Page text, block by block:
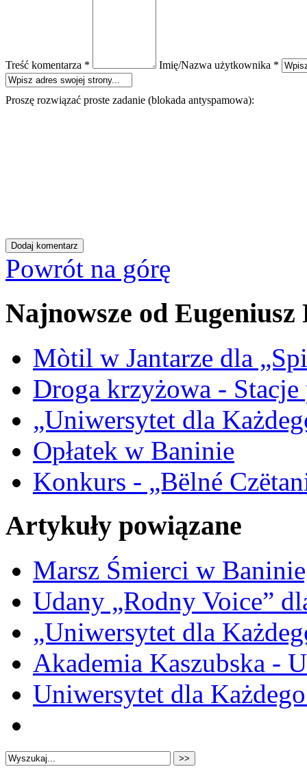
Treść komentarza * Imię/Nazwa użytkownika *
Proszę rozwiązać proste zadanie (blokada antyspamowa):
Powrót na górę
Najnowsze od
Mòtil w Jantarze dla
Droga krzyżowa -
„Uniwersytet dla
Opłatek w Baninie
Konkurs - „Bëlné
Artykuły powiązane
Marsz Śmierci w
Udany „Rodny Voice”
„Uniwersytet dla
Akademia Kaszubska -
Uniwersytet dla